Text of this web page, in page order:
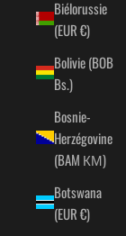
Biélorussie
(EUR €)
Bolivie (BOB
Bs.)
Bosnie-
Herzégovine
(BAM КМ)
Botswana
(EUR €)